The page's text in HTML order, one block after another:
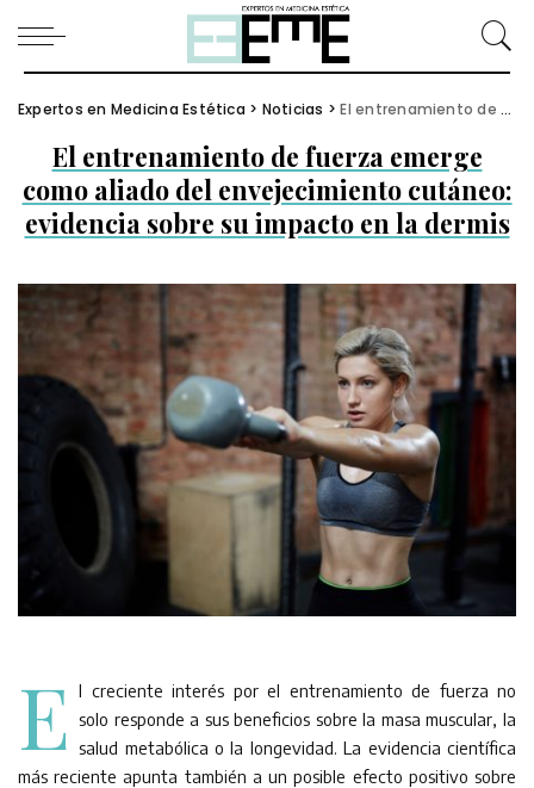
Expertos en Medicina Estética > Noticias >El entrenamiento de fuerza emerge como aliado del envejecimiento cutáneo: evidencia sobre su impacto en la dermis
El entrenamiento de fuerza emerge
como aliado del envejecimiento cutáneo:
evidencia sobre su impacto en la dermis
E l creciente interés por el entrenamiento de fuerza no
solo responde a sus beneficios sobre la masa muscular, la
salud metabólica o la longevidad. La evidencia científica
más reciente apunta también a un posible efecto positivo sobre